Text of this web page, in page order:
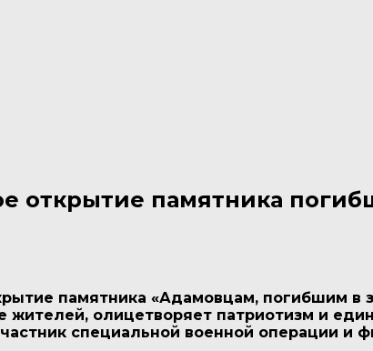
открытие памятника
памятника «Адамовцам, погибшим в
олицетворяет патриотизм и
специальной военной операции и